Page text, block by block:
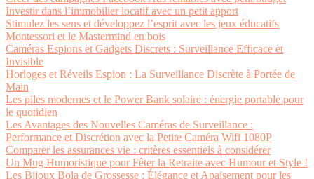
Investir dans l’immobilier locatif avec un petit apport
Stimulez les sens et développez l’esprit avec les jeux éducatifs
Montessori et le Mastermind en bois
Caméras Espions et Gadgets Discrets : Surveillance Efficace et
Invisible
Horloges et Réveils Espion : La Surveillance Discrète à Portée de
Main
Les piles modernes et le Power Bank solaire : énergie portable pour
le quotidien
Les Avantages des Nouvelles Caméras de Surveillance :
Performance et Discrétion avec la Petite Caméra Wifi 1080P
Comparer les assurances vie : critères essentiels à considérer
Un Mug Humoristique pour Fêter la Retraite avec Humour et Style !
Les Bijoux Bola de Grossesse : Élégance et Apaisement pour les